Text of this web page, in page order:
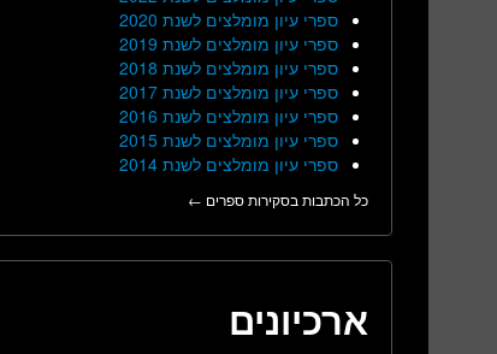
ספרי עיון מומלצים לשנת 2020
ספרי עיון מומלצים לשנת 2019
ספרי עיון מומלצים לשנת 2018
ספרי עיון מומלצים לשנת 2017
ספרי עיון מומלצים לשנת 2016
ספרי עיון מומלצים לשנת 2015
ספרי עיון מומלצים לשנת 2014
כל הכתבות בסקירות ספרים ←
ארכיונים